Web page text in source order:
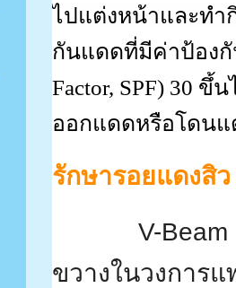
ไปแต่งหน้าและท
กันแดดที่มีค่าป้องกั
Factor, SPF) 30 ขึ้
ออกแดดหรือโดนแ
รักษารอยแดงสิว
V-
ขวางในวงการ